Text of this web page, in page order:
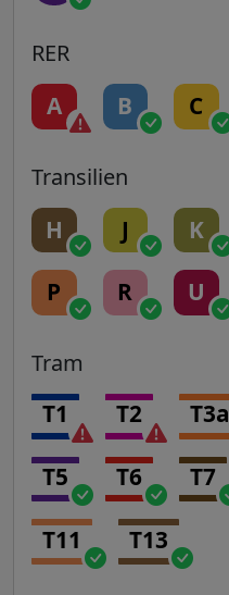
RER
A B C
Transilien
H J K
P R U
Tram
T1 T2 T3a
T5 T6 T7
T11 T13